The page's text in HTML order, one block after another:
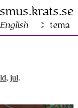
tema
, jul.